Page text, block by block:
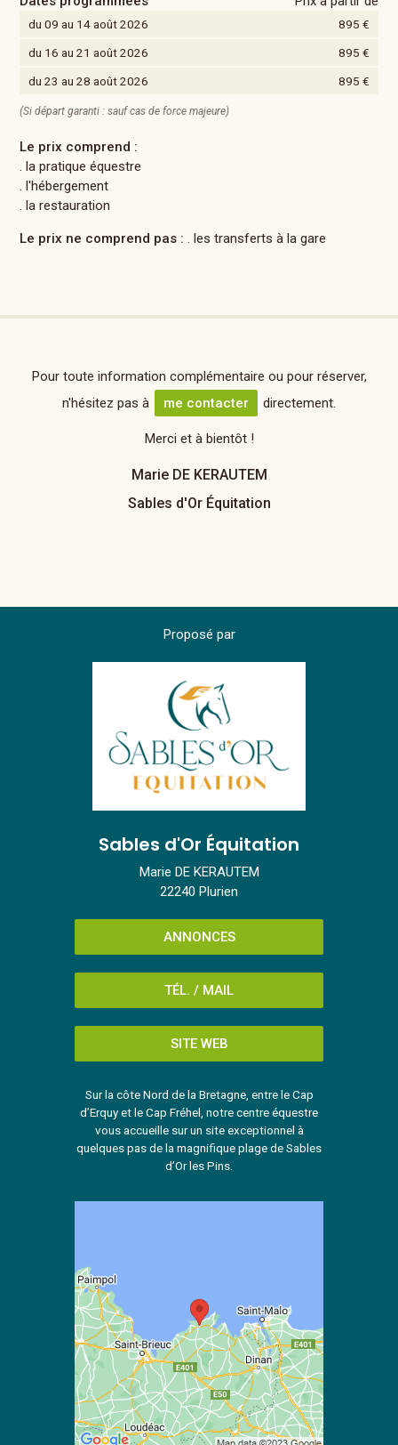
du 09 au 14 août 2026
895 €
du 16 au 21 août 2026
895 €
du 23 au 28 août 2026
895 €
(Si départ garanti : sauf cas de force majeure)
Le prix comprend :
. la pratique équestre
. l'hébergement
. la restauration
Le prix ne comprend pas : . les transferts à la gare
Pour toute information complémentaire ou pour réserver,
n'hésitez pas à
me contacter directement.
Merci et à bientôt !
Marie DE KERAUTEM
Sables d'Or Équitation
Proposé par
Sables d'Or Équitation
Marie DE KERAUTEM
22240 Plurien
ANNONCES
TÉL. / MAIL
SITE WEB
Sur la côte Nord de la Bretagne, entre le Cap
d’Erquy et le Cap Fréhel, notre centre équestre
vous accueille sur un site exceptionnel à
quelques pas de la magnifique plage de Sables
d’Or les Pins.